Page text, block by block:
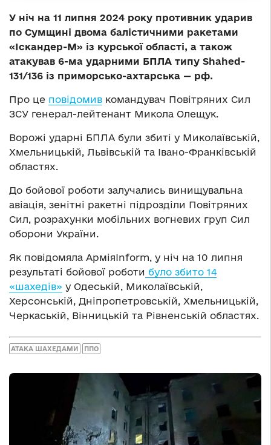
У ніч на 11 липня 2024 року противник ударив
по Сумщині двома балістичними ракетами
«Іскандер-М» із курської області, а також
атакував 6-ма ударними БПЛА типу Shahed-
131/136 із приморсько-ахтарська — рф.
Про це повідомив командувач Повітряних Сил
ЗСУ генерал-лейтенант Микола Олещук.
Ворожі ударні БПЛА були збиті у Миколаївській,
Хмельницькій, Львівській та Івано-Франківській
областях.
До бойової роботи залучались винищувальна
авіація, зенітні ракетні підрозділи Повітряних
Сил, розрахунки мобільних вогневих груп Сил
оборони України.
Як повідомяла АрміяInform, у ніч на 10 липня
результаті бойової роботи було збито 14
«шахедів» у Одеській, Миколаївській,
Херсонській, Дніпропетровській, Хмельницькій,
Черкаській, Вінницькій та Рівненській областях.
АТАКА ШАХЕДАМИ ППО